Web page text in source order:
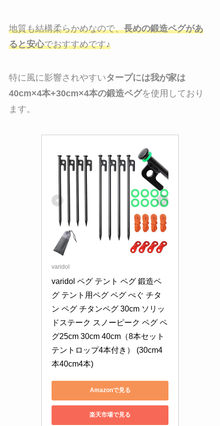
地質も結構柔らかめなので、長めの鍛造ペグがあ
ると安心でおすすめです♪
特に風に影響されやすいタープには我が家は
40cm×4本+30cm×4本の鍛造ペグを使用しており
ます。
varidol
varidol ペグ テント ペグ 鍛造ペ
グ テント用ペグ ペグ ぺぐ チタ
ン ペグ チタンペグ 30cm ソリッ
ドステーク スノーピーク ペグ ペ
グ25cm 30cm 40cm（8本セット
テントロップ4本付き） (30cm4
本40cm4本)
Amazonで見る
楽天市場で見る